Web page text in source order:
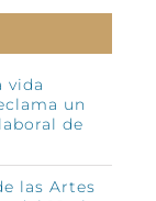
vida
un
de
las Artes